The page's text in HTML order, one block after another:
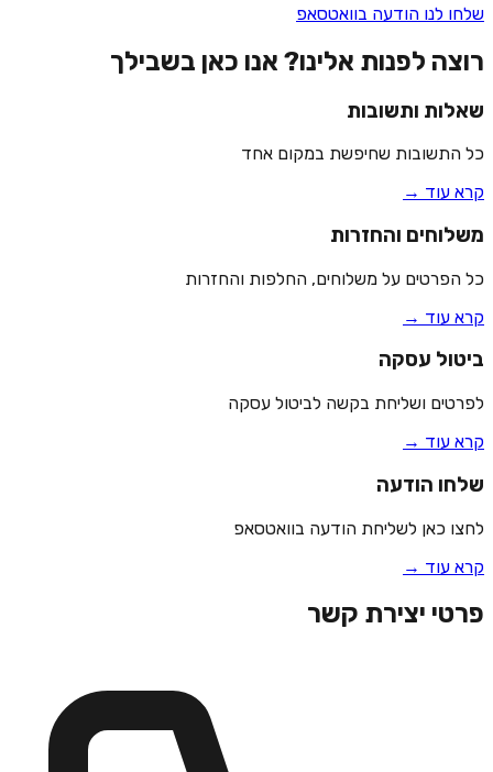
שלחו לנו הודעה בוואטסאפ
רוצה לפנות אלינו? אנו כאן בשבילך
שאלות ותשובות
כל התשובות שחיפשת במקום אחד
קרא עוד →
משלוחים והחזרות
כל הפרטים על משלוחים, החלפות והחזרות
קרא עוד →
ביטול עסקה
לפרטים ושליחת בקשה לביטול עסקה
קרא עוד →
שלחו הודעה
לחצו כאן לשליחת הודעה בוואטסאפ
קרא עוד →
פרטי יצירת קשר